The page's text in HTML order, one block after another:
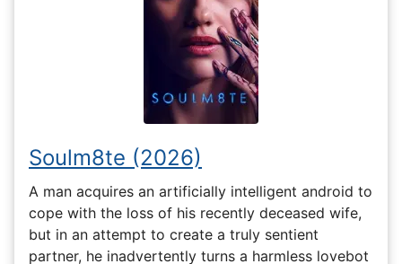
Soulm8te (2026)
A man acquires an artificially intelligent android to
cope with the loss of his recently deceased wife,
but in an attempt to create a truly sentient
partner, he inadvertently turns a harmless lovebot